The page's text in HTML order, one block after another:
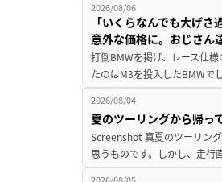
2026/08/06
「いくらなんでも大げ
意外な価格に。おじさん
打倒BMWを掲げ、レース仕
たのはM3を投入したBMWで
2026/08/04
夏のツーリングから帰っ
Screenshot 真夏のツーリン
思うものです。しかし、走